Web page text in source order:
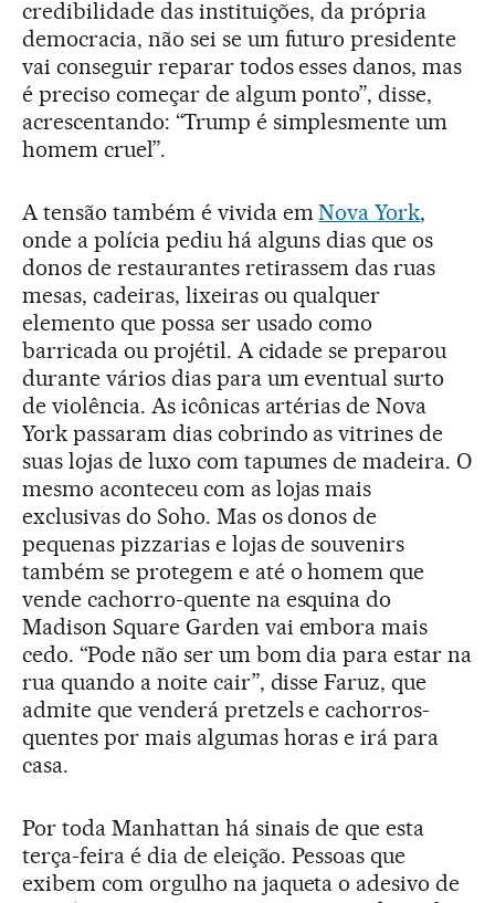
credibilidade das instituições, da própria
democracia, não sei se um futuro presidente
vai conseguir reparar todos esses danos, mas
é preciso começar de algum ponto”, disse,
acrescentando: “Trump é simplesmente um
homem cruel”.
A tensão também é vivida emNova York,
onde a polícia pediu há alguns dias que os
donos de restaurantes retirassem das ruas
mesas, cadeiras, lixeiras ou qualquer
elemento que possa ser usado como
barricada ou projétil. A cidade se preparou
durante vários dias para um eventual surto
de violência. As icônicas artérias de Nova
York passaram dias cobrindo as vitrines de
suas lojas de luxo com tapumes de madeira. O
mesmo aconteceu com as lojas mais
exclusivas do Soho. Mas os donos de
pequenas pizzarias e lojas de souvenirs
também se protegem e até o homem que
vende cachorro-quente na esquina do
Madison Square Garden vai embora mais
cedo. “Pode não ser um bom dia para estar na
rua quando a noite cair”, disse Faruz, que
admite que venderá pretzels e cachorros-
quentes por mais algumas horas e irá para
casa.
Por toda Manhattan há sinais de que esta
terça-feira é dia de eleição. Pessoas que
exibem com orgulho na jaqueta o adesivo de